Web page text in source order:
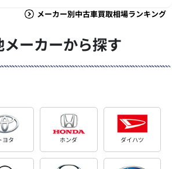
メーカー別中古車買取相場ランキング
メーカーから探す
ヨタ ホンダ ダイハツ